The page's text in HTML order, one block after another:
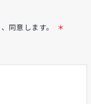
同意します。 ＊